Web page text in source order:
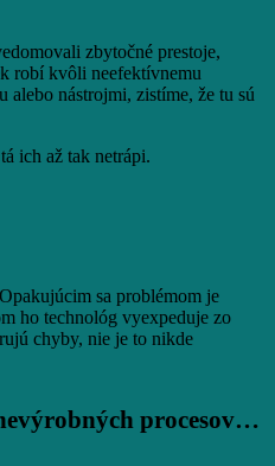
zbytočné prestoje,
robí kvôli neefektívnemu
nástrojmi, zistíme, že tu sú
ich až tak netrápi.
sa problémom je
ho technológ vyexpeduje zo
chyby, nie je to nikde
procesov…